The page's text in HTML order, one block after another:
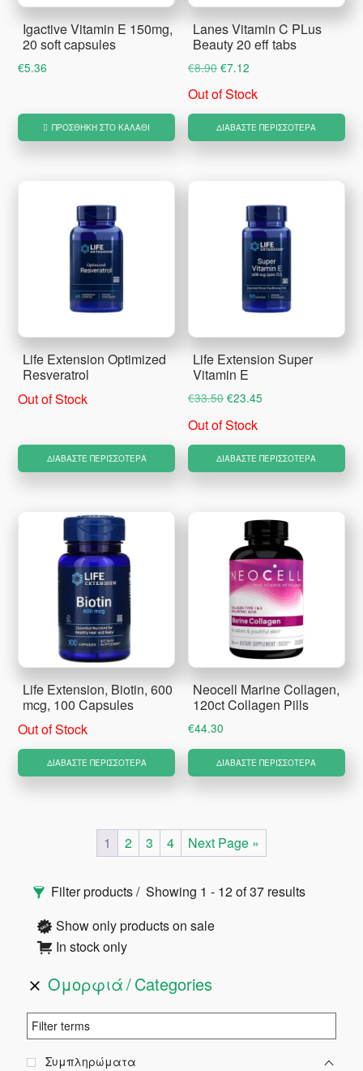
Igactive Vitamin E 150mg,
20 soft capsules
€5.36
ΠΡΟΣΘΉΚΗ ΣΤΟ ΚΑΛΆΘΙ
Lanes Vitamin C PLus
Beauty 20 eff tabs
€8.90 Original
price
€8.90.
€7.12
τρέχουσα
είναι:
€7.12.
Out of Stock
ΔΙΑΒΆΣΤΕ ΠΕΡΙΣΣΌΤΕΡΑ
Life Extension Optimized
Resveratrol
Out of Stock
ΔΙΑΒΆΣΤΕ ΠΕΡΙΣΣΌΤΕΡΑ
Life Extension Super
Vitamin E
€33.50 Original
was:
€33.50.
€23.45
είναι:
€23.45.
Out of Stock
ΔΙΑΒΆΣΤΕ ΠΕΡΙΣΣΌΤΕΡΑ
Life Extension, Biotin, 600
mcg, 100 Capsules
Out of Stock
ΔΙΑΒΆΣΤΕ ΠΕΡΙΣΣΌΤΕΡΑ
Neocell Marine Collagen,
120ct Collagen Pills
€44.30
ΔΙΑΒΆΣΤΕ ΠΕΡΙΣΣΌΤΕΡΑ
1 2 3 4 Next Page »
Αρχική
Πλευρική
Στήλη
Filter products
Showing 1 - 12 of 37 results
Show only products on sale
In stock only
Ομορφιά Categories
Συμπληρώματα